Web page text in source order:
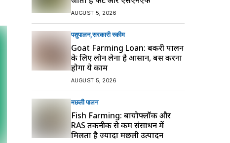
AUGUST 5, 2026
पशुपालन सरकारी स्की‍म
Goat Farming Loan: बकरी पालन
के लिए लोन लेना है आसान, बस करना
होगा ये काम
AUGUST 5, 2026
मछली पालन
Fish Farming: बायोफ्लॉक और
RAS तकनीक से कम संसाधन में
मिलता है ज्यादा मछली उत्पादन